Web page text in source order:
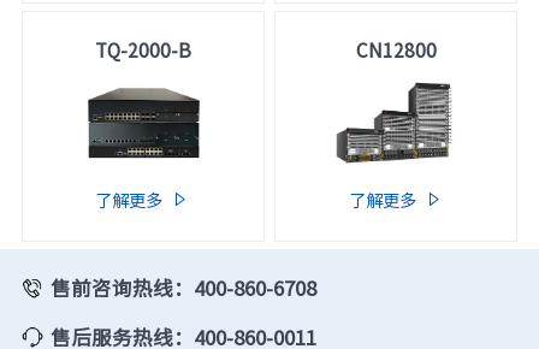
TQ-2000-B
了解更多 
CN12800
了解更多 
售前咨询热线：400-860-6708
售后服务热线：400-860-0011